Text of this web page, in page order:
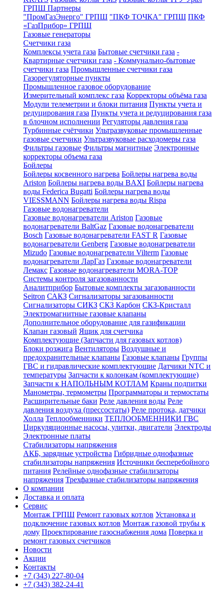
ГРПШ Партнеры
"ПромГазЭнерго" ГРПШ "ПКФ ТОЧКА" ГРПШ ПКФ
«ГазПрибор» ГРПШ
Газовые генераторы
Счетчики газа
Комплексы учета газа Бытовые счетчики газа -
Квартирные счетчики газа - Коммунально-бытовые
счетчики газа Промышленные счетчики газа
Газорегуляторные пункты
Промышленное газовое оборудование
Измерительный комплекс газа Корректоры объёма газа
Модули телеметрии и блоки питания Пункты учета и
редуцирования газа Пункты учета и редуцирования газа
в блочном исполнении Регуляторы давления газа
Турбинные счётчики Ультразвуковые промышленные
газовые счетчики Ультразвуковые расходомеры газа
Фильтры газовые Фильтры магнитные Электронные
корректоры объема газа
Бойлеры
Бойлеры косвенного нагрева Бойлеры нагрева воды
Ariston Бойлеры нагрева воды BAXI Бойлеры нагрева
воды Federica Bugatti Бойлеры нагрева воды
VIESSMANN Бойлеры нагрева воды Rispa
Газовые водонагреватели
Газовые водонагреватели Ariston Газовые
водонагреватели BaltGaz Газовые водонагреватели
Bosch Газовые водонагреватели FAST R Газовые
водонагреватели Genberg Газовые водонагреватели
Mizudo Газовые водонагреватели Vilterm Газовые
водонагреватели ЛарГаз Газовые водонагреватели
Лемакс Газовые водонагреватели MORA-TOP
Системы контроля загазованности
Аналитприбор Бытовые комплекты загазованности
Seitron САКЗ Сигнализаторы загазованности
Сигнализаторы СИКЗ СКЗ Карбон СКЗ-Кристалл
Электромагнитные газовые клапаны
Дополнительное оборудование для газификации
Клапан газовый Ящик для счетчика
Комплектующие (Запчасти для газовых котлов)
Блоки розжига Вентиляторы Воздушные и
предохранительные клапаны Газовые клапаны Группы
ГВС и гидравлические комплектующие Датчики NTC и
температуры Запчасти к колонкам (комплектующие)
Запчасти к НАПОЛЬНЫМ КОТЛАМ Краны подпитки
Манометры, термометры Программаторы и термостаты
Расширительные баки Реле давления воды Реле
давления воздуха (прессостаты) Реле протока, датчики
Холла Теплообменники ТЕПЛООБМЕННИКИ ГВС
Циркуляционные насосы, улитки, двигатели Электроды
Электронные платы
Стабилизаторы напряжения
АКБ, зарядные устройства Гибридные однофазные
стабилизаторы напряжения Источники бесперебойного
питания Релейные однофазные стабилизаторы
напряжения Трехфазные стабилизаторы напряжения
О компании
Доставка и оплата
Сервис
Монтаж ГРПШ Ремонт газовых котлов Установка и
подключение газовых котлов Монтаж газовой трубы к
дому Проектирование газоснабжения дома Поверка и
ремонт газовых счетчиков
Новости
Акции
Контакты
+7 (343) 227-80-04
+7 (343) 382-24-41